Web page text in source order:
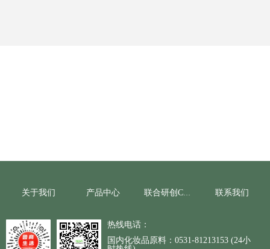
关于我们 产品中心 联合研创CRO 联系我们
热线电话：
国内化妆品原料：0531-81213153 (24小